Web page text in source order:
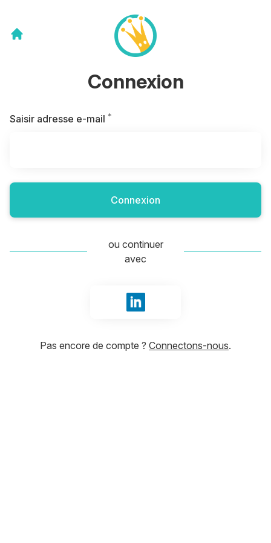
Connexion
Saisir adresse e-mail *
Connexion
ou continuer
avec
Se connecter avec LinkedIn
Pas encore de compte ? Connectons-nous.